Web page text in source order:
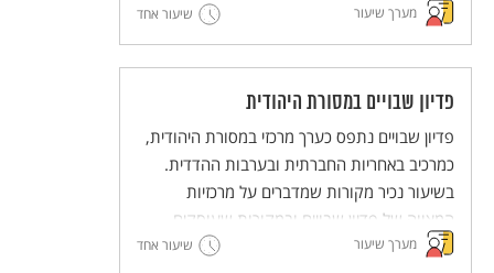
כדי זיכרון צורב?
מערך שיעור שיעור אחד
פדיון שבויים במסורת היהודית
פדיון שבויים נתפס כערך מרכזי במסורת היהודית,
כמרכיב באחריות החברתית ובערבות ההדדית.
בשיעור נכיר מקורות שמדברים על מרכזיות
המצווה של פדיון שבויים ובמקורות שעוסקים
במגבלות על חיוב זה. נקיים דיון כיתתי מבוסס
מערך שיעור שיעור אחד